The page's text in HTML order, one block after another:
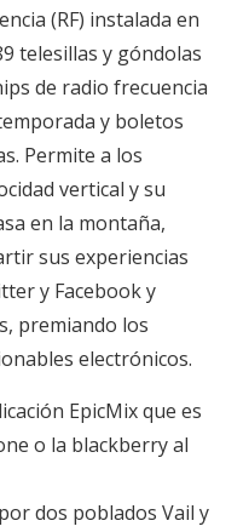
(RF) instalada en
telesillas y góndolas
de radio frecuencia
y boletos
Permite a los
vertical y su
en la montaña,
sus experiencias
y Facebook y
premiando los
electrónicos.
EpicMix que es
o la blackberry al
dos poblados Vail y